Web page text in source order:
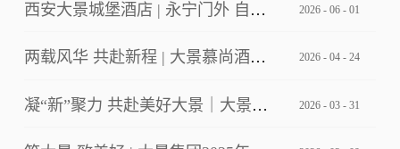
西安大景城堡酒店 | 永宁门外 自成主角 2026 - 06 - 01
两载风华 共赴新程 | 大景慕尚酒店2周年店庆客户答谢会暨草坪婚礼发布 2026 - 04 - 24
凝“新”聚力 共赴美好大景｜大景集团2026年第一期新员工培训 2026 - 03 - 31